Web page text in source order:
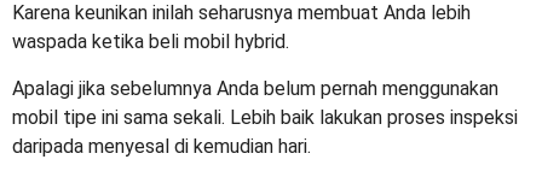
Karena keunikan inilah seharusnya membuat Anda lebih
waspada ketika beli mobil hybrid.
Apalagi jika sebelumnya Anda belum pernah menggunakan
mobil tipe ini sama sekali. Lebih baik lakukan proses inspeksi
daripada menyesal di kemudian hari.